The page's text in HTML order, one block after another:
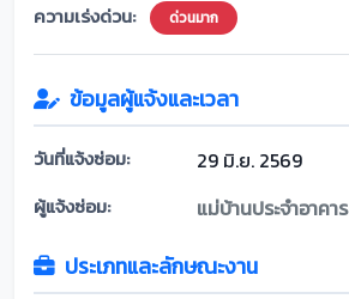
ความเร่งด่วน: ด่วนมาก
ข้อมูลผู้แจ้งและเวลา
วันที่แจ้งซ่อม: 29 มิ.ย. 2569
ผู้แจ้งซ่อม: แม่บ้านประจำอาคาร
ประเภทและลักษณะงาน